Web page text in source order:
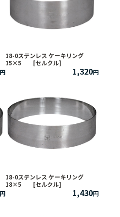
18-0ステンレス ケーキリング
15×5 [セルクル]
1,320
18-0ステンレス ケーキリング
18×5 [セルクル]
1,430